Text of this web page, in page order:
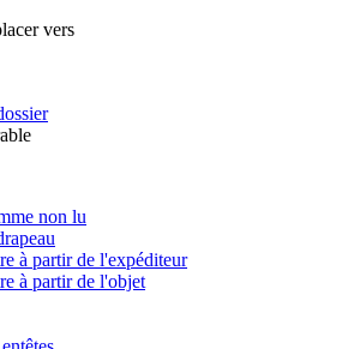
vers
non lu
à partir de l'expéditeur
à partir de l'objet